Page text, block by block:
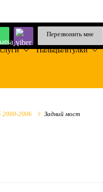
Перезвонить мне
Пальцы/втулки
2000-2006 Задний мост